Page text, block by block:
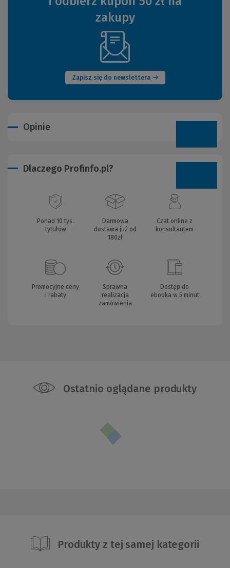
zakupy
Zapisz się do newslettera
(Nowe
okno)
Opinie
Dlaczego Profinfo.pl?
Ponad 10 tys.
tytułów
Darmowa
dostawa już od
180zł
Czat online z
konsultantem
Promocyjne ceny
i rabaty
Sprawna
realizacja
zamówienia
Dostęp do
ebooka w 5 minut
Ostatnio oglądane produkty
Produkty z tej samej kategorii